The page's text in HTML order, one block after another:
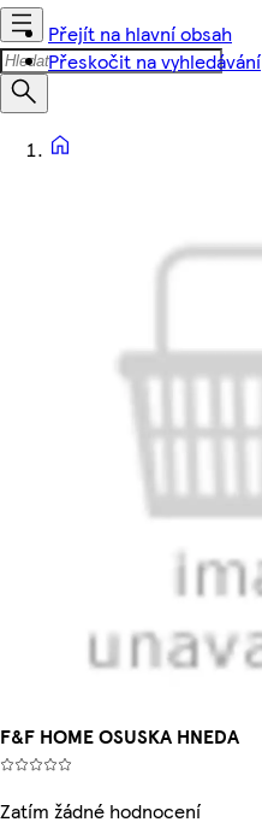
Přejít na hlavní obsah
Přeskočit na vyhledávání
F&F HOME OSUSKA HNEDA
Zatím žádné hodnocení